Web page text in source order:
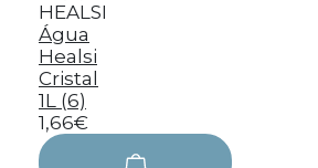
HEALSI
Água
Healsi
Cristal
1L (6)
1,66€